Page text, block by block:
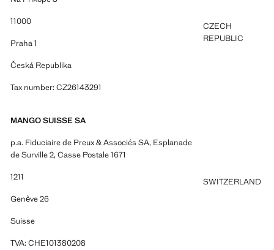
11000
Praha 1
Česká Republika
Tax number: CZ26143291
CZECH
REPUBLIC
MANGO SUISSE SA
p.a. Fiduciaire de Preux & Associés SA, Esplanade
de Surville 2, Casse Postale 1671
1211
Genève 26
Suisse
TVA: CHE101380208
SWITZERLAND